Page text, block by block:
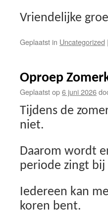
Vriendelijke
Geplaatst in Uncategorized |
Oproep
Geplaatst op6 juni 2026
Tijdens de
niet.
Daarom wordt
periode zingt bij
Iedereen kan
koren bent.